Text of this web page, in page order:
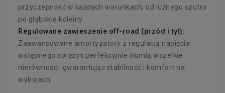
przyczepność w każdych warunkach, od luźnego szutru
po głębokie koleiny.
Regulowane zawieszenie off-road (przód i tył):
Zaawansowane amortyzatory z regulacją napięcia
wstępnego sprężyn perfekcyjnie tłumią wszelkie
nierówności, gwarantując stabilność i komfort na
wybojach.